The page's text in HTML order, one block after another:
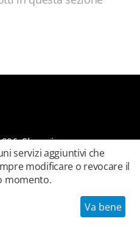
Slovenia
9672125000
servizi aggiuntivi che
modificare o revocare il
momento.
Va bene